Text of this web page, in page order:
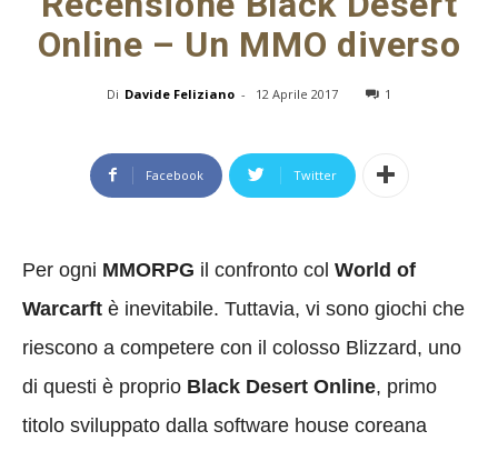
Online – Un MMO diverso
Di Davide Feliziano - 12 Aprile 2017 1
Facebook Twitter
Per ogni MMORPG il confronto col World of
Warcarft è inevitabile. Tuttavia, vi sono giochi che
riescono a competere con il colosso Blizzard, uno
di questi è proprio Black Desert Online, primo
titolo sviluppato dalla software house coreana